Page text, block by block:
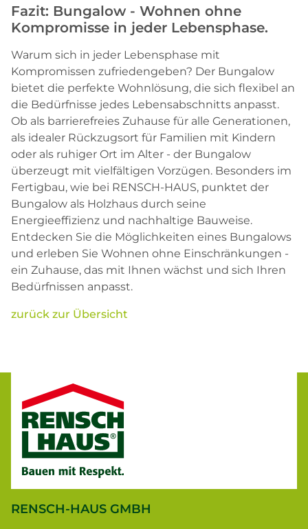
Fazit: Bungalow - Wohnen ohne
Kompromisse in jeder Lebensphase.
Warum sich in jeder Lebensphase mit
Kompromissen zufriedengeben? Der Bungalow
bietet die perfekte Wohnlösung, die sich flexibel an
die Bedürfnisse jedes Lebensabschnitts anpasst.
Ob als barrierefreies Zuhause für alle Generationen,
als idealer Rückzugsort für Familien mit Kindern
oder als ruhiger Ort im Alter - der Bungalow
überzeugt mit vielfältigen Vorzügen. Besonders im
Fertigbau, wie bei RENSCH-HAUS, punktet der
Bungalow als Holzhaus durch seine
Energieeffizienz und nachhaltige Bauweise.
Entdecken Sie die Möglichkeiten eines Bungalows
und erleben Sie Wohnen ohne Einschränkungen -
ein Zuhause, das mit Ihnen wächst und sich Ihren
Bedürfnissen anpasst.
zurück zur Übersicht
RENSCH-HAUS GMBH